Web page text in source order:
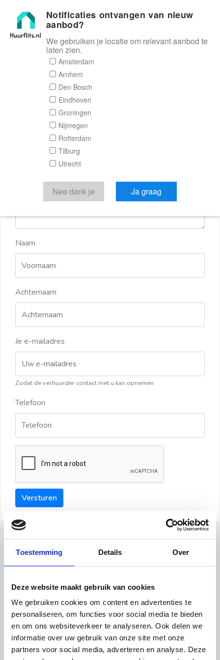
Toestemming Details Over
Deze website maakt gebruik van cookies
We gebruiken cookies om content en advertenties te
personaliseren, om functies voor social media te bieden
en om ons websiteverkeer te analyseren. Ook delen we
informatie over uw gebruik van onze site met onze
partners voor social media, adverteren en analyse. Deze
Huurflits
Reactieformulier
Huurflits
Verstuur je bericht
Door een bericht te sturen kom je in contact met de
aanbieder of makelaar van de woning.
Naam
Achternaam
Je e-mailadres
Zodat de verhuurder contact met u kan opnemen
Telefoon
Versturen
Tips
Tip 1:
Schrijf een duidelijke introductie en geef de volgende
informatie mee:
Ben je student, werkachtig of werkzoekend
Notificaties ontvangen van nieuw
aanbod?
We gebruiken je locatie om relevant aanbod te
laten zien.
Amsterdam
Arnhem
Den Bosch
Eindhoven
Groningen
Nijmegen
Rotterdam
Tilburg
Utrecht
Nee dank je Ja graag